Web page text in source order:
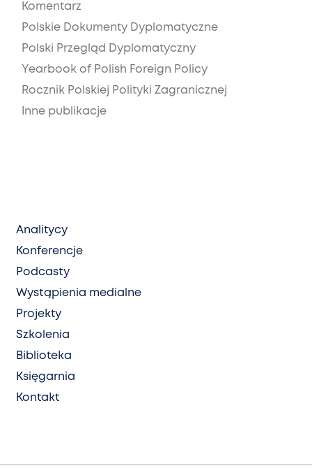
Komentarz
Polskie Dokumenty Dyplomatyczne
Polski Przegląd Dyplomatyczny
Yearbook of Polish Foreign Policy
Rocznik Polskiej Polityki Zagranicznej
Inne publikacje
Analitycy
Konferencje
Podcasty
Wystąpienia medialne
Projekty
Szkolenia
Biblioteka
Księgarnia
Kontakt